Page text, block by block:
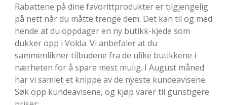
Rabattene på dine favorittprodukter er tilgjengelig
på nett når du måtte trenge dem. Det kan til og med
hende at du oppdager en ny butikk-kjede som
dukker opp i Volda. Vi anbefaler at du
sammenlikner tilbudene fra de ulike butikkene i
nærheten for å spare mest mulig. I August måned
har vi samlet et knippe av de nyeste kundeavisene.
Søk opp kundeavisene, og kjøp varer til gunstigere